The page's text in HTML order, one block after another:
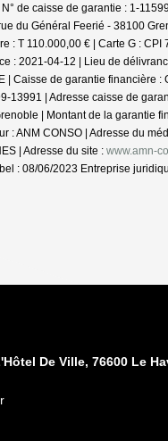
de caisse de garantie : 1-
du Général Feerié - 38100
: T 110.000,00 € | Carte G : CPI
: 2021-04-12 | Lieu de
| Caisse de garantie financière :
13991 | Adresse caisse de
| Montant de la garantie
: ANM CONSO | Adresse du
| Adresse du site : www.amn-
: 08/06/2023 Entreprise
De Ville, 76600 Le